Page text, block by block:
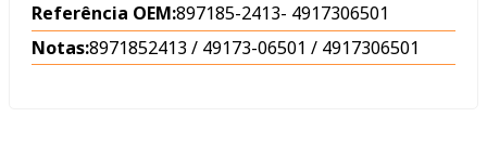
Referência OEM:897185-2413- 4917306501
Notas:8971852413 / 49173-06501 / 4917306501